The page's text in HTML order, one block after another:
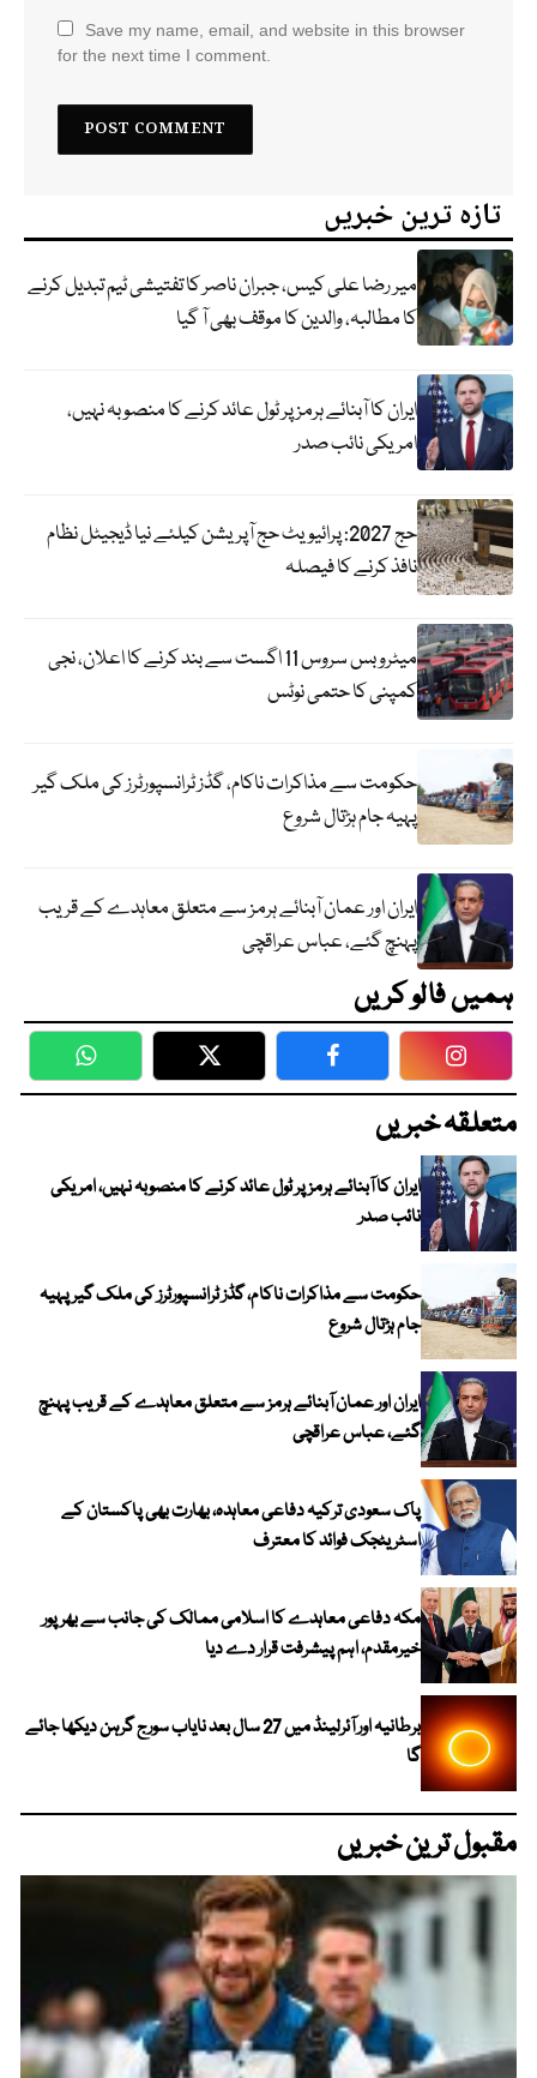
Save my name, email, and website in this browser
for the next time I comment.
تازہ ترین خبریں
میر رضا علی کیس، جبران ناصر کا تفتیشی ٹیم تبدیل کرنے
کا مطالبہ، والدین کا موقف بھی آ گیا
ایران کا آبنائے ہرمز پر ٹول عائد کرنے کا منصوبہ نہیں،
امریکی نائب صدر
حج 2027: پرائیویٹ حج آپریشن کیلئے نیا ڈیجیٹل نظام
نافذ کرنے کا فیصلہ
میٹرو بس سروس 11 اگست سے بند کرنے کا اعلان، نجی
کمپنی کا حتمی نوٹس
حکومت سے مذاکرات ناکام، گڈز ٹرانسپورٹرز کی ملک گیر
پہیہ جام ہڑتال شروع
ایران اور عمان آبنائے ہرمز سے متعلق معاہدے کے قریب
پہنچ گئے، عباس عراقچی
ہمیں فالو کریں
WhatsApp Twitter Facebook
متعلقہ خبریں
ایران کا آبنائے ہرمز پر ٹول عائد کرنے کا منصوبہ نہیں، امریکی
نائب صدر
حکومت سے مذاکرات ناکام، گڈز ٹرانسپورٹرز کی ملک گیر پہیہ
جام ہڑتال شروع
ایران اور عمان آبنائے ہرمز سے متعلق معاہدے کے قریب پہنچ
گئے، عباس عراقچی
پاک سعودی ترکیہ دفاعی معاہدہ، بھارت بھی پاکستان کے
اسٹریٹجک فوائد کا معترف
مکہ دفاعی معاہدے کا اسلامی ممالک کی جانب سے بھرپور
خیرمقدم، اہم پیشرفت قرار دے دیا
برطانیہ اور آئرلینڈ میں 27 سال بعد نایاب سورج گرہن دیکھا جائے
گا
مقبول ترین خبریں